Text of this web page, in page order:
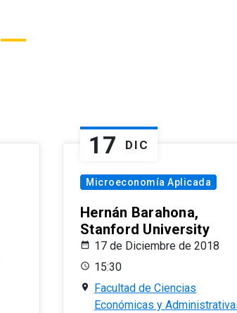
17 DIC
Microeconomía Aplicada
Hernán Barahona,
Stanford University
17 de Diciembre de 2018
15:30
Facultad de Ciencias
Económicas y